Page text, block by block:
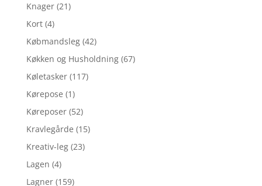
Knager (21)
Kort (4)
Købmandsleg (42)
Køkken og Husholdning (67)
Køletasker (117)
Kørepose (1)
Køreposer (52)
Kravlegårde (15)
Kreativ-leg (23)
Lagen (4)
Lagner (159)